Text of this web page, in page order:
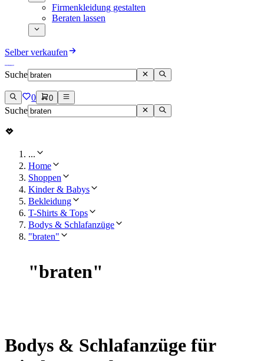
Firmenkleidung gestalten
Beraten lassen
Selber verkaufen
Suche
0 0
Suche
...
Home
Shoppen
Kinder & Babys
Bekleidung
T-Shirts & Tops
Bodys & Schlafanzüge
"braten"
"braten"
Bodys & Schlafanzüge für